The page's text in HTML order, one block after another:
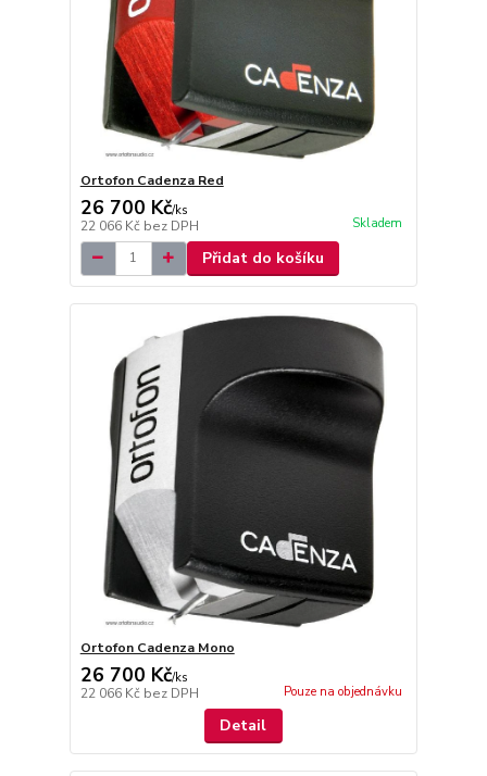
Ortofon Cadenza Red
26 700 Kč/ks
22 066 Kč bez DPH Skladem
Přidat do košíku
Ortofon Cadenza Mono
26 700 Kč/ks
22 066 Kč bez DPH Pouze na objednávku
Detail